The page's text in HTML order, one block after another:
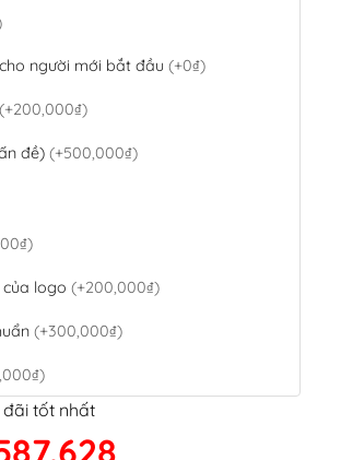
người mới bắt đầu (+0₫)
(+200,000₫)
đề) (+500,000₫)
logo (+200,000₫)
(+300,000₫)
tốt nhất